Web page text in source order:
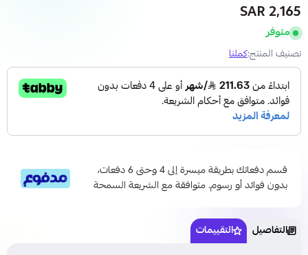
2,165 SAR
متوفر
تصنيف المنتج:كملنا
قسم دفعاتك بطريقة ميسرة إلى 4 وحتى 6 دفعات،
بدون فوائد أو رسوم. متوافقة مع الشريعة السمحة
التفاصيل التقييمات